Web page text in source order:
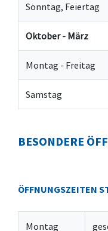
Sonntag, Feiertag
Oktober - März
Montag - Freitag
Samstag
BESONDERE
ÖFFNUNGSZEITEN
Montag